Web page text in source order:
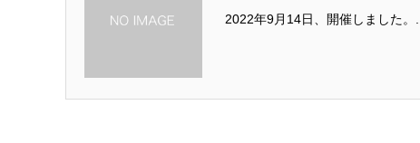
2022年9月14日、開催しました。...